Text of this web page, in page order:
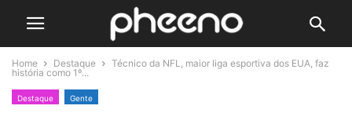
Home Destaque
Técnico da NFL, maior liga esportiva dos EUA, faz
história como 1º...
Destaque Gente